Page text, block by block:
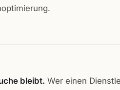
bleibt. Wer einen